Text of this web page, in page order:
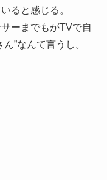
ると感じる。
ーまでもがTVで自
”なんて言うし。